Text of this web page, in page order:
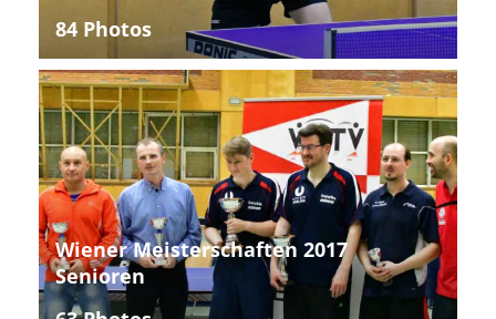
84 Photos
Wiener Meisterschaften 2017
Senioren